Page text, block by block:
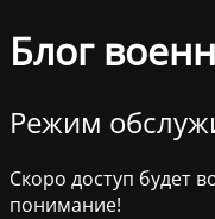
Блог
Режим
Скоро доступ будет
понимание!